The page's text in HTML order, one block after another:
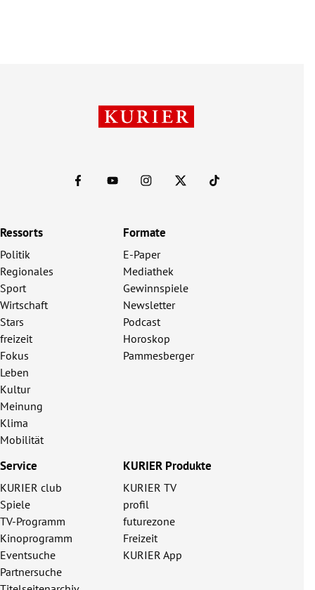
Ressorts
Politik
Regionales
Sport
Wirtschaft
Stars
freizeit
Fokus
Leben
Kultur
Meinung
Klima
Mobilität
Formate
E-Paper
Mediathek
Gewinnspiele
Newsletter
Podcast
Horoskop
Pammesberger
Service
KURIER club
Spiele
TV-Programm
Kinoprogramm
Eventsuche
Partnersuche
KURIER Produkte
KURIER TV
profil
futurezone
Freizeit
KURIER App